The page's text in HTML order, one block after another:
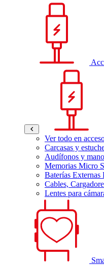
Ver todo en
Carcasas y
Audífonos y
Memorias Micro
Baterías Externas
Cables,
Lentes para